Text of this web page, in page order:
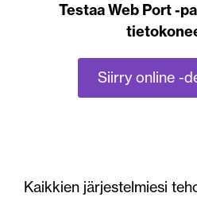
Testaa Web Port -
Siirry online -
Kaikkien järjestelmiesi